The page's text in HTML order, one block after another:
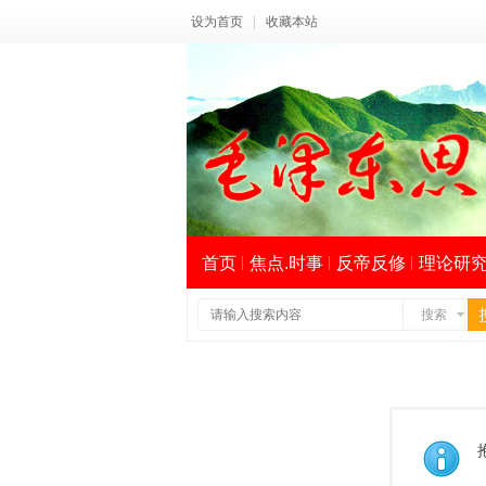
设为首页 收藏本站
首页 焦点.时事 反帝反修 理论研究
搜索
索